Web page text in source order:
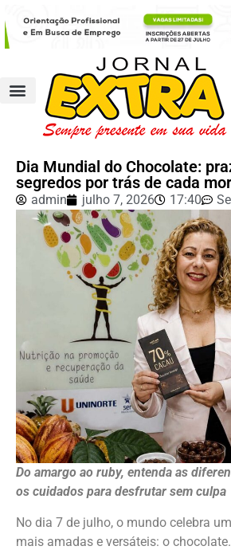
Dia Mundial do Chocolate:
segredos por trás de cada
admin julho 7, 2026 17:40
Do amargo ao ruby, entenda as
os cuidados para desfrutar sem culpa
No dia 7 de julho, o mundo celebra
mais amadas e versáteis: o